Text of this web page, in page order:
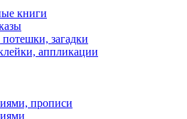
книги
загадки
аппликации
прописи